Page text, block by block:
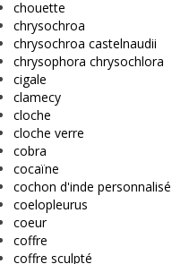
chouette
chrysochroa
chrysochroa castelnaudii
chrysophora chrysochlora
cigale
clamecy
cloche
cloche verre
cobra
cocaïne
cochon d'inde personnalisé
coelopleurus
coeur
coffre
coffre sculpté